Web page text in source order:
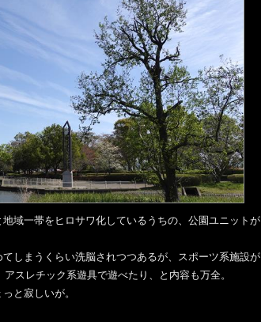
域一帯をヒロサワ化しているうちの、公園ユニットが
しまうくらい洗脳されつつあるが、スポーツ系施設が
スレチック系遊具で遊べたり、と内容も万全。
と寂しいが。